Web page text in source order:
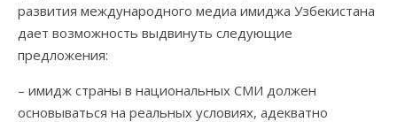
развития международного медиа имиджа Узбекистана
дает возможность выдвинуть следующие
предложения:
– имидж страны в национальных СМИ должен
основываться на реальных условиях, адекватно